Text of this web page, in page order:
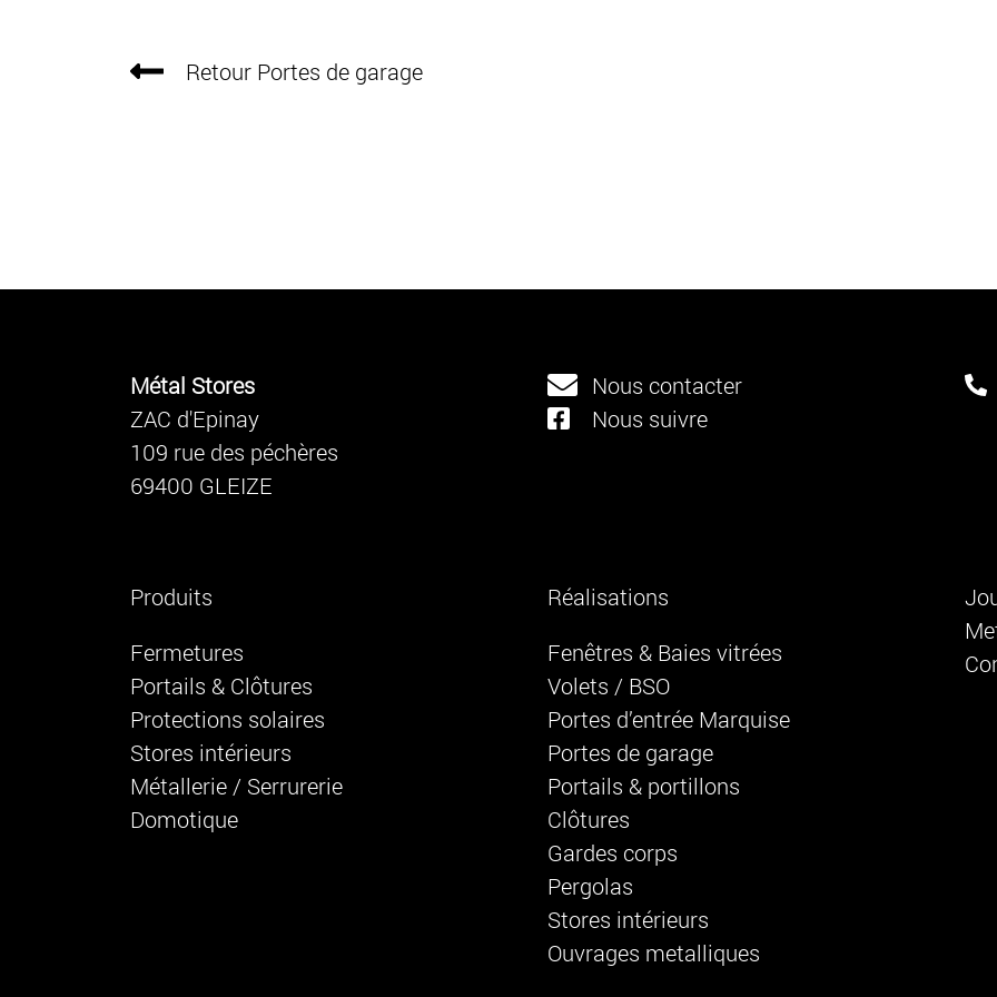
Retour Portes de garage
Métal Stores
ZAC d'Epinay
109 rue des péchères
69400 GLEIZE
Nous contacter
Nous suivre
Produits
Fermetures
Portails & Clôtures
Protections solaires
Stores intérieurs
Métallerie / Serrurerie
Domotique
Réalisations
Fenêtres & Baies vitrées
Volets / BSO
Portes d’entrée Marquise
Portes de garage
Portails & portillons
Clôtures
Gardes corps
Pergolas
Stores intérieurs
Ouvrages metalliques